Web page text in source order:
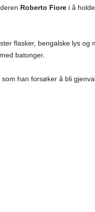
Roberto Fiorei å
flasker, bengalske lys og
batonger.
han forsøker å bli